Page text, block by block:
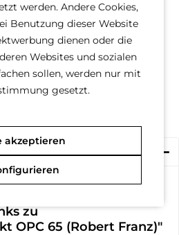
€ 50,- Bestellwert
24h*
zu
OPC 65 (Robert Franz)"
werden. Andere Cookies,
Benutzung dieser Website
dienen oder die
Websites und sozialen
sollen, werden nur mit
gesetzt.
akzeptieren